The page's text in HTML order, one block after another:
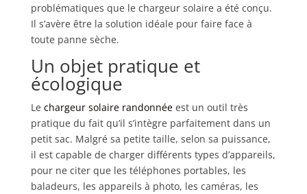
problématiques que le chargeur solaire a été conçu.
Il s’avère être la solution idéale pour faire face à
toute panne sèche.
Un objet pratique et
écologique
Le chargeur solaire randonnéeest un outil très
pratique du fait qu’il s’intègre parfaitement dans un
petit sac. Malgré sa petite taille, selon sa puissance,
il est capable de charger différents types d’appareils,
pour ne citer que les téléphones portables, les
baladeurs, les appareils à photo, les caméras, les